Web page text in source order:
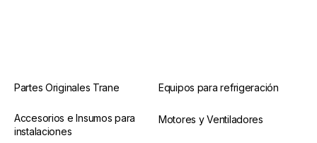
Partes Originales Trane Equipos para refrigeración
Accesorios e Insumos para
instalaciones
Motores y Ventiladores